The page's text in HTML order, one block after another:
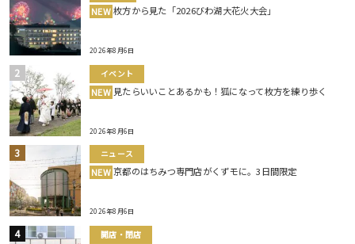
NEW 枚方から見た「2026びわ湖大花火大会」
2026年8月6日
イベント
NEW 見たらいいことあるかも！狐になって枚方を練り歩く
2026年8月6日
ニュース
NEW 京都のはちみつ専門店がくずモに。3日間限定
2026年8月6日
開店・閉店